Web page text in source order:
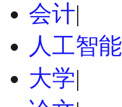
会计|
人工智能
大学|